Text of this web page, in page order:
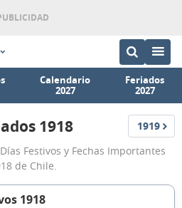
Calendario
2027
Feriados
2027
Feriados
1918
1918 Feriados
1919
Festivos y Fechas Importantes
de Chile.
1918